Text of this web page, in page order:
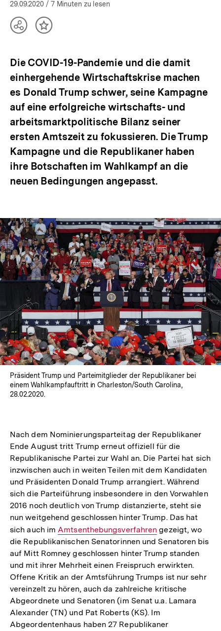
öffnen
29.09.2020 / 7 Minuten zu lesen
TeilenInhalt
Die COVID-19-Pandemie und die damit
einhergehende Wirtschaftskrise machen
es Donald Trump schwer, seine Kampagne
auf eine erfolgreiche wirtschafts- und
arbeitsmarktpolitische Bilanz seiner
ersten Amtszeit zu fokussieren. Die Trump
Kampagne und die Republikaner haben
ihre Botschaften im Wahlkampf an die
neuen Bedingungen angepasst.
Präsident Trump und Parteimitglieder der Republikaner bei
einem Wahlkampfauftritt in Charleston/South Carolina,
28.02.2020.
Nach dem Nominierungsparteitag der Republikaner
Ende August tritt Trump erneut offiziell für die
Republikanische Partei zur Wahl an. Die Partei hat sich
inzwischen auch in weiten Teilen mit dem Kandidaten
und Präsidenten Donald Trump arrangiert. Während
sich die Parteiführung insbesondere in den Vorwahlen
2016 noch deutlich von Trump distanzierte, steht sie
nun weitgehend geschlossen hinter Trump. Das hat
sich auch imInterner
Link:
Amtsenthebungsverfahren gezeigt, wo
die Republikanischen Senatorinnen und Senatoren bis
auf Mitt Romney geschlossen hinter Trump standen
und mit ihrer Mehrheit einen Freispruch erwirkten.
Offene Kritik an der Amtsführung Trumps ist nur sehr
vereinzelt zu hören, auch da zahlreiche kritische
Abgeordnete und Senatoren (im Senat u.a. Lamara
Alexander (TN) und Pat Roberts (KS). Im
Abgeordentenhaus haben 27 Republikaner